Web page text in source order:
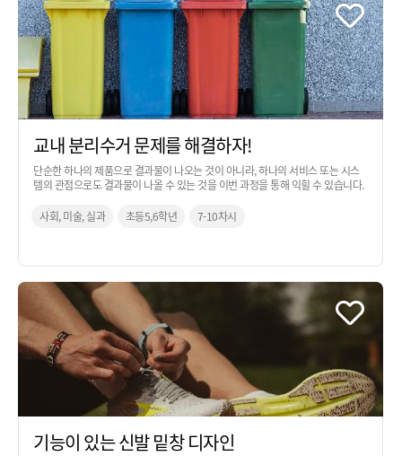
교내 분리수거 문제를 해결하자!
단순한 하나의 제품으로 결과물이 나오는 것이 아니라, 하나의 서비스 또는 시스
템의 관점으로도 결과물이 나올 수 있는 것을 이번 과정을 통해 익힐 수 있습니다.
사회, 미술, 실과 초등5,6학년 7-10차시
기능이 있는 신발 밑창 디자인